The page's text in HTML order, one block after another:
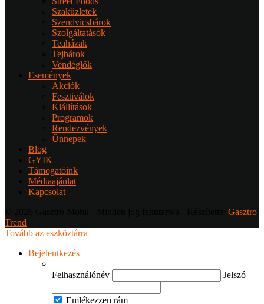
Szaküzletek
Szendvicsbárok
Szolgáltatások
Teaházak
Tejbárok
Vendéglők
Események
Akciók
Fesztiválok
Kiállítások
Programok
Rendezvények
Ünnepek
Blog
GYIK
Támogatóink
Médiaajánlat
Kapcsolat
Gasztro
Trend
Tovább az eszköztárra
Bejelentkezés
Felhasználónév Jelszó
Emlékezzen rám